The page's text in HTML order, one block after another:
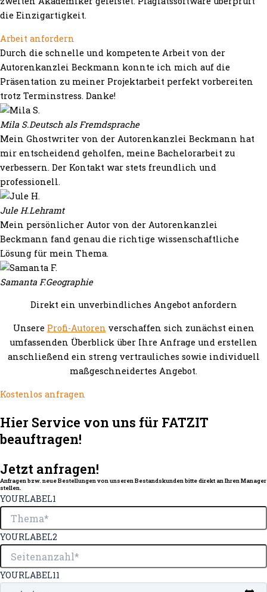
die Einzigartigkeit.
Arbeit anfordern
Durch die schnelle und kompetente Arbeit von der
Autorenkanzlei Beckmann konnte ich mich auf die
Präsentation zu meiner Projektarbeit perfekt vorbereiten
trotz Terminstress. Danke!
Mila S.Deutsch als Fremdsprache
Mein Ghostwriter von der Autorenkanzlei Beckmann hat
mir entscheidend geholfen, meine Bachelorarbeit zu
verbessern. Der Kontakt war stets freundlich und
professionell.
Jule H.Lehramt
Mein persönlicher Autor von der Autorenkanzlei
Beckmann fand genau die richtige wissenschaftliche
Lösung für mein Thema.
Samanta F.Geographie
Direkt ein unverbindliches Angebot anfordern
Unsere Profi-Autoren verschaffen sich zunächst einen
umfassenden Überblick über Ihre Anfrage und erstellen
anschließend ein streng vertrauliches sowie individuell
maßgeschneidertes Angebot.
Kostenlos anfragen
Hier Service von uns für FATZIT
beauftragen!
Jetzt anfragen!
Anfragen bzw. neue Bestellungen von unseren Bestandskunden bitte direkt an Ihren Manager
stellen.
YOURLABEL1
YOURLABEL2
YOURLABEL11